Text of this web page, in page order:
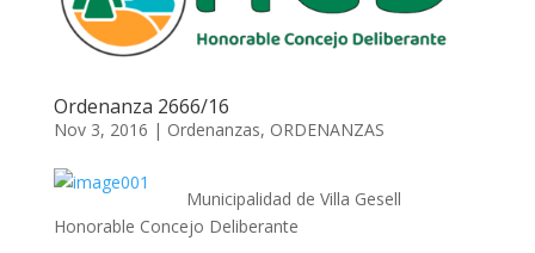
Ordenanza 2666/16
Nov 3, 2016 | Ordenanzas, ORDENANZAS
Municipalidad de Villa Gesell
Honorable Concejo Deliberante